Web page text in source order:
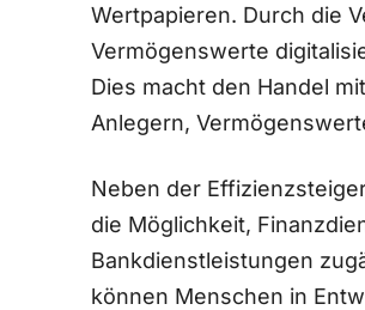
Wertpapieren. Durch ⁢die
Vermögenswerte
Dies macht den Handel
Anlegern,
Neben der
die Möglichkeit,
Bankdienstleistungen
können Menschen⁢ in